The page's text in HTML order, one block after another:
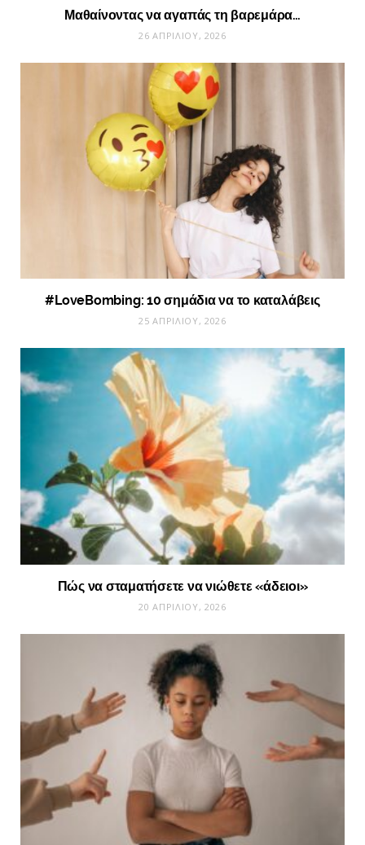
Μαθαίνοντας να αγαπάς τη βαρεμάρα…
26 ΑΠΡΙΛΊΟΥ, 2026
#LoveBombing: 10 σημάδια να το καταλάβεις
25 ΑΠΡΙΛΊΟΥ, 2026
Πώς να σταματήσετε να νιώθετε «άδειοι»
20 ΑΠΡΙΛΊΟΥ, 2026